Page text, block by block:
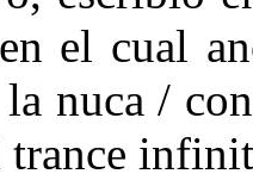
en el cual
la nuca /
trance